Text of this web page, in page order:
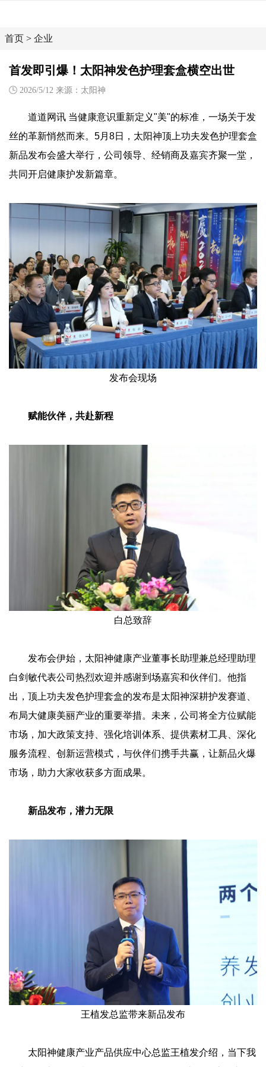
首页 > 企业
首发即引爆！太阳神发色护理套盒横空出世
2026/5/12 来源：太阳神
道道网讯 当健康意识重新定义"美"的标准，一场关于发
丝的革新悄然而来。5月8日，太阳神顶上功夫发色护理套盒
新品发布会盛大举行，公司领导、经销商及嘉宾齐聚一堂，
共同开启健康护发新篇章。
发布会现场
赋能伙伴，共赴新程
白总致辞
发布会伊始，太阳神健康产业董事长助理兼总经理助理
白剑敏代表公司热烈欢迎并感谢到场嘉宾和伙伴们。他指
出，顶上功夫发色护理套盒的发布是太阳神深耕护发赛道、
布局大健康美丽产业的重要举措。未来，公司将全方位赋能
市场，加大政策支持、强化培训体系、提供素材工具、深化
服务流程、创新运营模式，与伙伴们携手共赢，让新品火爆
市场，助力大家收获多方面成果。
新品发布，潜力无限
王植发总监带来新品发布
太阳神健康产业产品供应中心总监王植发介绍，当下我